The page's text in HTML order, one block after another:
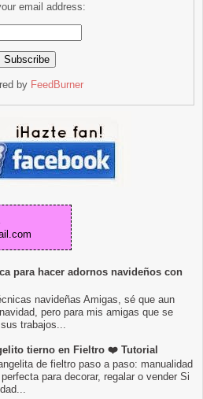
email address:
by FeedBurner
para hacer adornos navideños con
navideñas Amigas, sé que aun
pero para mis amigas que se
trabajos...
tierno en Fieltro ❤️ Tutorial
de fieltro paso a paso: manualidad
para decorar, regalar o vender Si